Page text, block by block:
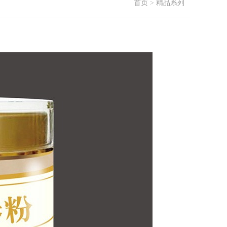
首页 > 精品系列